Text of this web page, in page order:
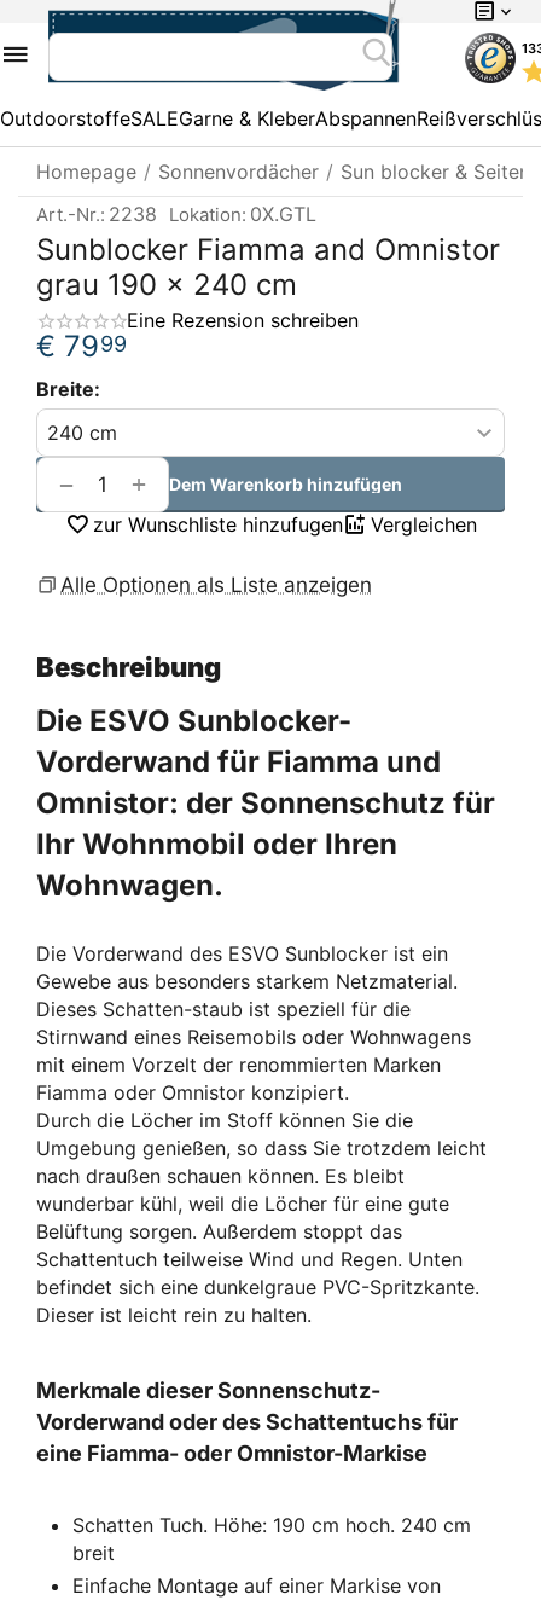
OutdoorstoffeSALEGarne & KleberAbspannen
Homepage / Sonnenvordächer / Sun blocker &
Art.-Nr.: 2238 Lokation: 0X.GTL
Sunblocker Fiamma and Omnistor
grau 190 x 240 cm
Eine Rezension schreiben
€ 7999
Breite:
+
− Dem Warenkorb hinzufügen
zur Wunschliste hinzufugen Vergleichen
Alle Optionen als Liste anzeigen
Beschreibung
Die ESVO Sunblocker-
Vorderwand für Fiamma und
Omnistor: der Sonnenschutz für
Ihr Wohnmobil oder Ihren
Wohnwagen.
Die Vorderwand des ESVO Sunblocker ist ein
Gewebe aus besonders starkem Netzmaterial.
Dieses Schatten-staub ist speziell für die
Stirnwand eines Reisemobils oder Wohnwagens
mit einem Vorzelt der renommierten Marken
Fiamma oder Omnistor konzipiert.
Durch die Löcher im Stoff können Sie die
Umgebung genießen, so dass Sie trotzdem leicht
nach draußen schauen können. Es bleibt
wunderbar kühl, weil die Löcher für eine gute
Belüftung sorgen. Außerdem stoppt das
Schattentuch teilweise Wind und Regen. Unten
befindet sich eine dunkelgraue PVC-Spritzkante.
Dieser ist leicht rein zu halten.
Merkmale dieser Sonnenschutz-
Vorderwand oder des Schattentuchs für
eine Fiamma- oder Omnistor-Markise
Schatten Tuch. Höhe: 190 cm hoch. 240 cm
breit
Einfache Montage auf einer Markise von